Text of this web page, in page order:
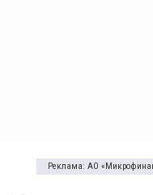
Реклама: АО